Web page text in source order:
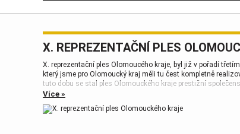
X. reprezentační ples Olomoucého kraje, byl již v pořadí
který jsme pro Olomoucký kraj měli tu čest kompletně
tuto dobu se stal ples Olomouckého kraje prestižní
událostí, která patří k vrcholům plesové sezóny.
Více »